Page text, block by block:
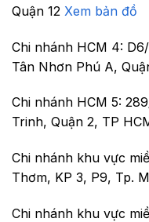
Quận 12 Xem bản đồ
Chi nhánh HCM 4:
Tân Nhơn Phú A,
Chi nhánh HCM 5:
Trinh, Quận 2, TP
Chi nhánh khu vực
Thơm, KP 3, P9, Tp.
Chi nhánh khu vực